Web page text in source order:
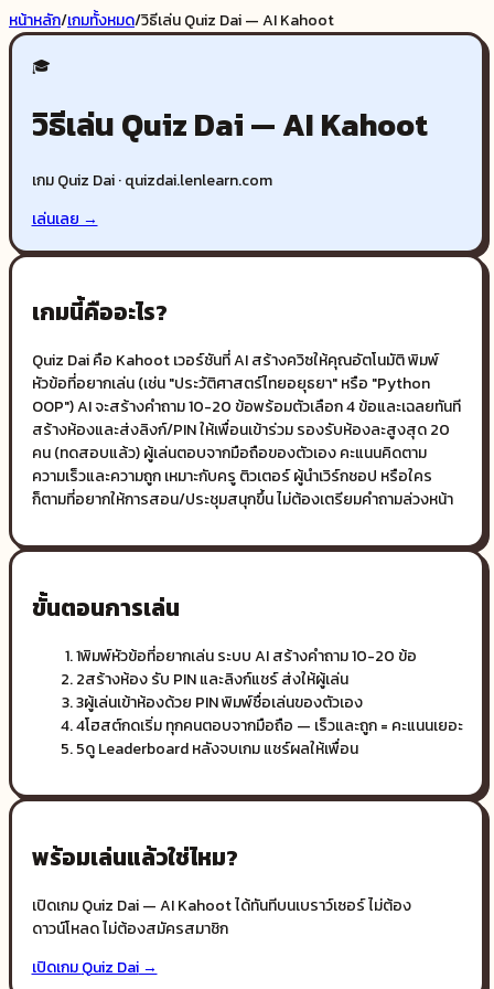
หน้าหลัก/เกมทั้งหมด/วิธีเล่นQuiz Dai — AI Kahoot
🎓
วิธีเล่นQuiz Dai — AI Kahoot
เกมQuiz Dai·quizdai.lenlearn.com
เล่นเลย →
เกมนี้คืออะไร?
Quiz Dai คือ Kahoot เวอร์ชันที่ AI สร้างควิซให้คุณอัตโนมัติ พิมพ์
หัวข้อที่อยากเล่น (เช่น "ประวัติศาสตร์ไทยอยุธยา" หรือ "Python
OOP") AI จะสร้างคำถาม 10-20 ข้อพร้อมตัวเลือก 4 ข้อและเฉลยทันที
สร้างห้องและส่งลิงก์/PIN ให้เพื่อนเข้าร่วม รองรับห้องละสูงสุด 20
คน (ทดสอบแล้ว) ผู้เล่นตอบจากมือถือของตัวเอง คะแนนคิดตาม
ความเร็วและความถูก เหมาะกับครู ติวเตอร์ ผู้นำเวิร์กชอป หรือใคร
ก็ตามที่อยากให้การสอน/ประชุมสนุกขึ้น ไม่ต้องเตรียมคำถามล่วงหน้า
ขั้นตอนการเล่น
1พิมพ์หัวข้อที่อยากเล่น ระบบ AI สร้างคำถาม 10-20 ข้อ
2สร้างห้อง รับ PIN และลิงก์แชร์ ส่งให้ผู้เล่น
3ผู้เล่นเข้าห้องด้วย PIN พิมพ์ชื่อเล่นของตัวเอง
4โฮสต์กดเริ่ม ทุกคนตอบจากมือถือ — เร็วและถูก = คะแนนเยอะ
5ดู Leaderboard หลังจบเกม แชร์ผลให้เพื่อน
พร้อมเล่นแล้วใช่ไหม?
เปิดเกมQuiz Dai — AI Kahootได้ทันทีบนเบราว์เซอร์ ไม่ต้อง
ดาวน์โหลด ไม่ต้องสมัครสมาชิก
เปิดเกมQuiz Dai→